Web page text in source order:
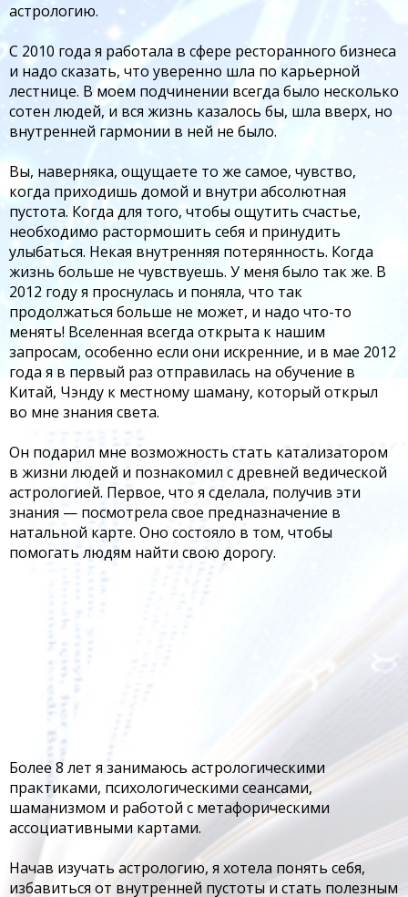
астрологию.
С 2010 года я работала в сфере ресторанного бизнеса
и надо сказать, что уверенно шла по карьерной
лестнице. В моем подчинении всегда было несколько
сотен людей, и вся жизнь казалось бы, шла вверх, но
внутренней гармонии в ней не было.
Вы, наверняка, ощущаете то же самое, чувство,
когда приходишь домой и внутри абсолютная
пустота. Когда для того, чтобы ощутить счастье,
необходимо растормошить себя и принудить
улыбаться. Некая внутренняя потерянность. Когда
жизнь больше не чувствуешь. У меня было так же. В
2012 году я проснулась и поняла, что так
продолжаться больше не может, и надо что-то
менять! Вселенная всегда открыта к нашим
запросам, особенно если они искренние, и в мае 2012
года я в первый раз отправилась на обучение в
Китай, Чэнду к местному шаману, который открыл
во мне знания света.
Он подарил мне возможность стать катализатором
в жизни людей и познакомил с древней ведической
астрологией. Первое, что я сделала, получив эти
знания — посмотрела свое предназначение в
натальной карте. Оно состояло в том, чтобы
помогать людям найти свою дорогу.
Более 8 лет я занимаюсь астрологическими
практиками, психологическими сеансами,
шаманизмом и работой с метафорическими
ассоциативными картами.
Начав изучать астрологию, я хотела понять себя,
избавиться от внутренней пустоты и стать полезным